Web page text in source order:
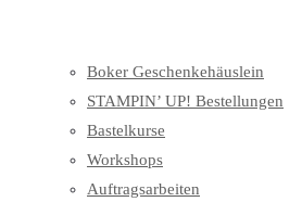
Boker Geschenkehäuslein
STAMPIN’ UP! Bestellungen
Bastelkurse
Workshops
Auftragsarbeiten